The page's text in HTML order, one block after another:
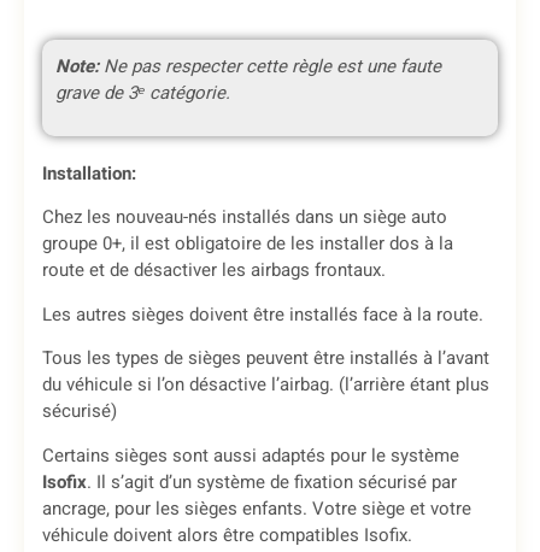
Note:Ne pas respecter cette règle est une faute
grave de 3ᵉ catégorie.
Installation:
Chez les nouveau-nés installés dans un siège auto
groupe 0+, il est obligatoire de les installer dos à la
route et de désactiver les airbags frontaux.
Les autres sièges doivent être installés face à la route.
Tous les types de sièges peuvent être installés à l’avant
du véhicule si l’on désactive l’airbag. (l’arrière étant plus
sécurisé)
Certains sièges sont aussi adaptés pour le système
Isofix. Il s’agit d’un système de fixation sécurisé par
ancrage, pour les sièges enfants. Votre siège et votre
véhicule doivent alors être compatibles Isofix.